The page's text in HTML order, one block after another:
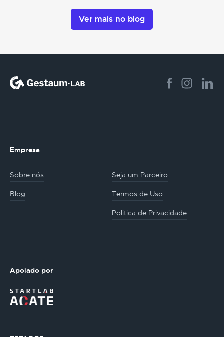
Ver mais no blog
Empresa
Sobre nós Seja um Parceiro
Blog Termos de Uso
Politica de Privacidade
Apoiado por